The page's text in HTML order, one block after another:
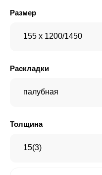
Размер
155 x 1200/1450
Раскладки
палубная
Толщина
15(3)